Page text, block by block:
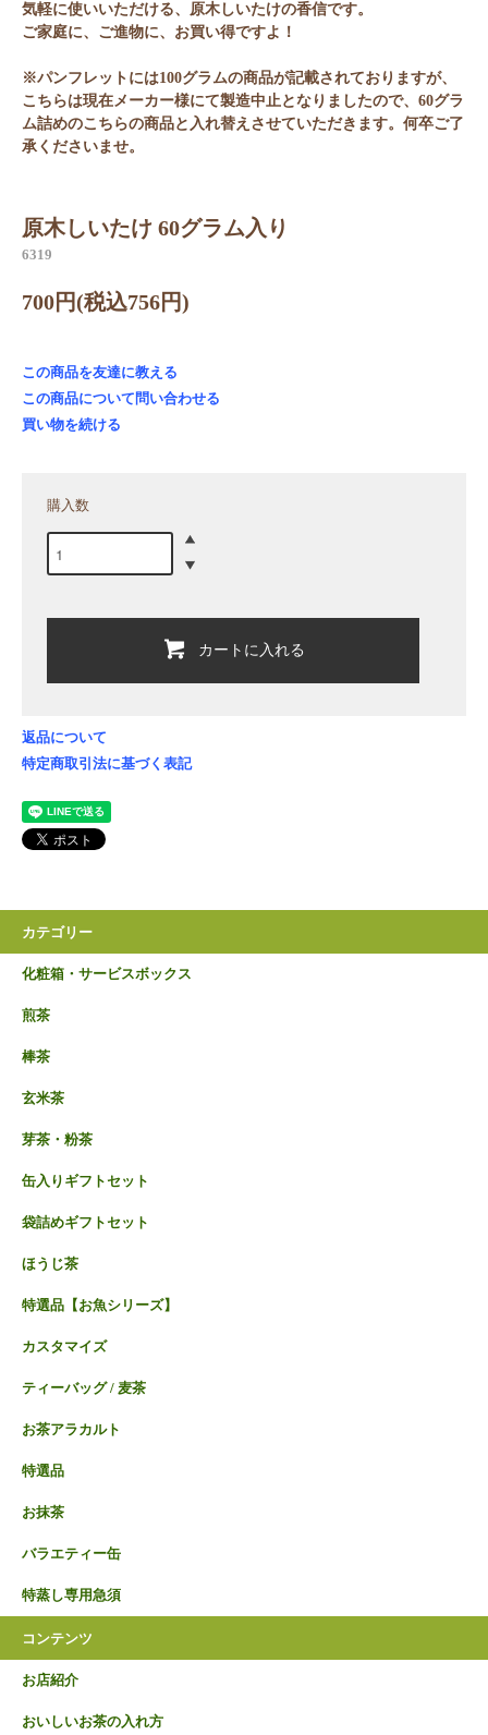
気軽に使いいただける、原木しいたけの香信です。
ご家庭に、ご進物に、お買い得ですよ！
※パンフレットには100グラムの商品が記載されておりますが、
こちらは現在メーカー様にて製造中止となりましたので、60グラ
ム詰めのこちらの商品と入れ替えさせていただきます。何卒ご了
承くださいませ。
原木しいたけ 60グラム入り
6319
700円(税込756円)
この商品を友達に教える
この商品について問い合わせる
買い物を続ける
購入数
カートに入れる
返品について
特定商取引法に基づく表記
カテゴリー
化粧箱・サービスボックス
煎茶
棒茶
玄米茶
芽茶・粉茶
缶入りギフトセット
袋詰めギフトセット
ほうじ茶
特選品【お魚シリーズ】
カスタマイズ
ティーバッグ / 麦茶
お茶アラカルト
特選品
お抹茶
バラエティー缶
特蒸し専用急須
コンテンツ
お店紹介
おいしいお茶の入れ方